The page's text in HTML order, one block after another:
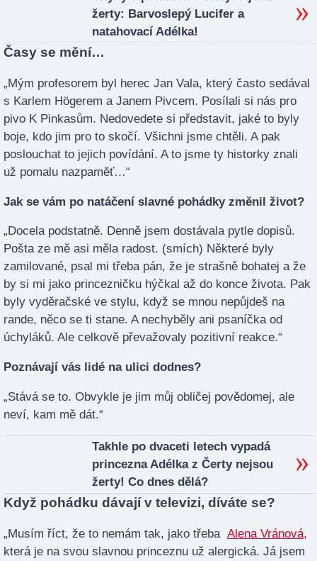
žerty: Barvoslepý Lucifer a
natahovací Adélka!
Časy se mění…
„Mým profesorem byl herec Jan Vala, který často sedával
s Karlem Högerem a Janem Pivcem. Posílali si nás pro
pivo K Pinkasům. Nedovedete si představit, jaké to byly
boje, kdo jim pro to skočí. Všichni jsme chtěli. A pak
poslouchat to jejich povídání. A to jsme ty historky znali
už pomalu nazpaměť…“
Jak se vám po natáčení slavné pohádky změnil život?
„Docela podstatně. Denně jsem dostávala pytle dopisů.
Pošta ze mě asi měla radost. (smích) Některé byly
zamilované, psal mi třeba pán, že je strašně bohatej a že
by si mi jako princezničku hýčkal až do konce života. Pak
byly vyděračské ve stylu, když se mnou nepůjdeš na
rande, něco se ti stane. A nechyběly ani psaníčka od
úchyláků. Ale celkově převažovaly pozitivní reakce.“
Poznávají vás lidé na ulici dodnes?
„Stává se to. Obvykle je jim můj obličej povědomej, ale
neví, kam mě dát.“
Takhle po dvaceti letech vypadá
princezna Adélka z Čerty nejsou
žerty! Co dnes dělá?
Když pohádku dávají v televizi, díváte se?
„Musím říct, že to nemám tak, jako třeba Alena Vránová,
která je na svou slavnou princeznu už alergická. Já jsem